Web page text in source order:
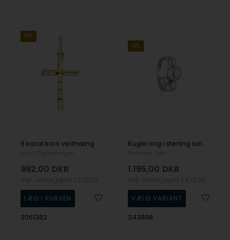
19%
8 karat kors vedhæng med skåret effekter, 15 x 11 mm fra Lund Copenhagen
992,00 DKR
3061382
19%
Kugle ring i sterling sølv, stor
1.195,00 DKR
243808